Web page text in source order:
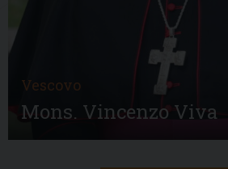
Vescovo
Mons. Vincenzo Viva